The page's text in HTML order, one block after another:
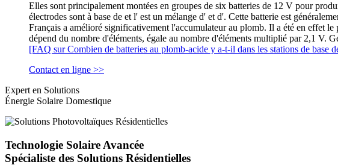
Elles sont principalement montées en groupes de six batteries de 12 V pour
électrodes sont à base de et l' est un mélange d' et d'. Cette batterie est
Français a amélioré significativement l'accumulateur au plomb. Il a été en effet
dépend du nombre d'éléments, égale au nombre d'éléments multiplié par 2,1 V.
[FAQ sur Combien de batteries au plomb-acide y a-t-il dans les stations de base
Contact en ligne >>
Expert en Solutions
Énergie Solaire Domestique
Technologie Solaire Avancée
Spécialiste des Solutions Résidentielles